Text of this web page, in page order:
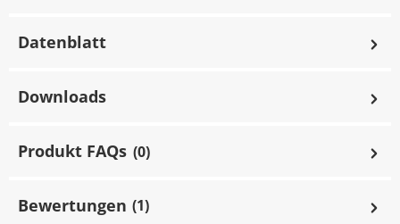
Datenblatt
Downloads
Produkt FAQs (0)
Bewertungen (1)